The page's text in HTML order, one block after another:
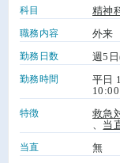
科目 精神
職務内容 外来
勤務日数 週5
勤務時間
平日
特徴 救急
当
当直 無